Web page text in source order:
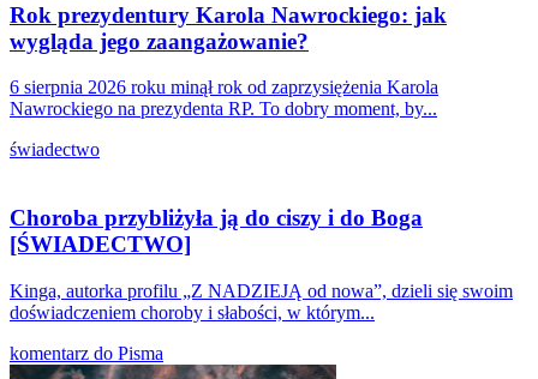
Rok prezydentury Karola Nawrockiego: jak
wygląda jego zaangażowanie?
6 sierpnia 2026 roku minął rok od zaprzysiężenia Karola
Nawrockiego na prezydenta RP. To dobry moment, by...
świadectwo
Choroba przybliżyła ją do ciszy i do Boga
[ŚWIADECTWO]
Kinga, autorka profilu „Z NADZIEJĄ od nowa”, dzieli się swoim
doświadczeniem choroby i słabości, w którym...
komentarz do Pisma